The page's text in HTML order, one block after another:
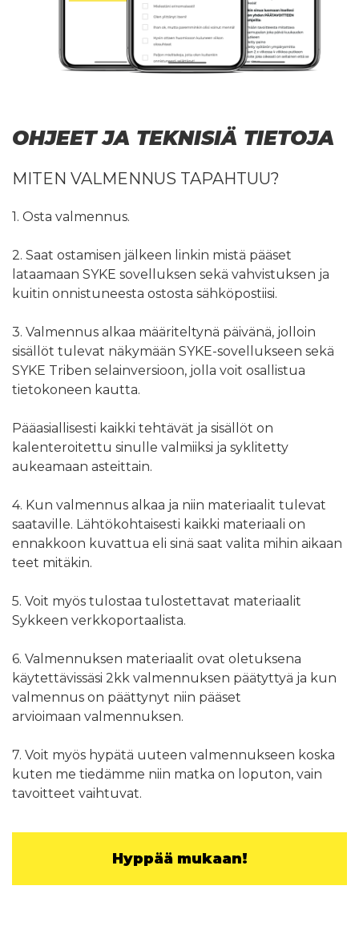
OHJEET JA TEKNISIÄ TIETOJA
MITEN VALMENNUS TAPAHTUU?
1. Osta valmennus.
2. Saat ostamisen jälkeen linkin mistä pääset
lataamaan SYKE sovelluksen sekä vahvistuksen ja
kuitin onnistuneesta ostosta sähköpostiisi.
3. Valmennus alkaa määriteltynä päivänä, jolloin
sisällöt tulevat näkymään SYKE-sovellukseen sekä
SYKE Triben selainversioon, jolla voit osallistua
tietokoneen kautta.
Pääasiallisesti kaikki tehtävät ja sisällöt on
kalenteroitettu sinulle valmiiksi ja syklitetty
aukeamaan asteittain.
4. Kun valmennus alkaa ja niin materiaalit tulevat
saataville. Lähtökohtaisesti kaikki materiaali on
ennakkoon kuvattua eli sinä saat valita mihin aikaan
teet mitäkin.
5. Voit myös tulostaa tulostettavat materiaalit
Sykkeen verkkoportaalista.
6. Valmennuksen materiaalit ovat oletuksena
käytettävissäsi 2kk valmennuksen päätyttyä ja kun
valmennus on päättynyt niin pääset
arvioimaan valmennuksen.
7. Voit myös hypätä uuteen valmennukseen koska
kuten me tiedämme niin matka on loputon, vain
tavoitteet vaihtuvat.
Hyppää mukaan!